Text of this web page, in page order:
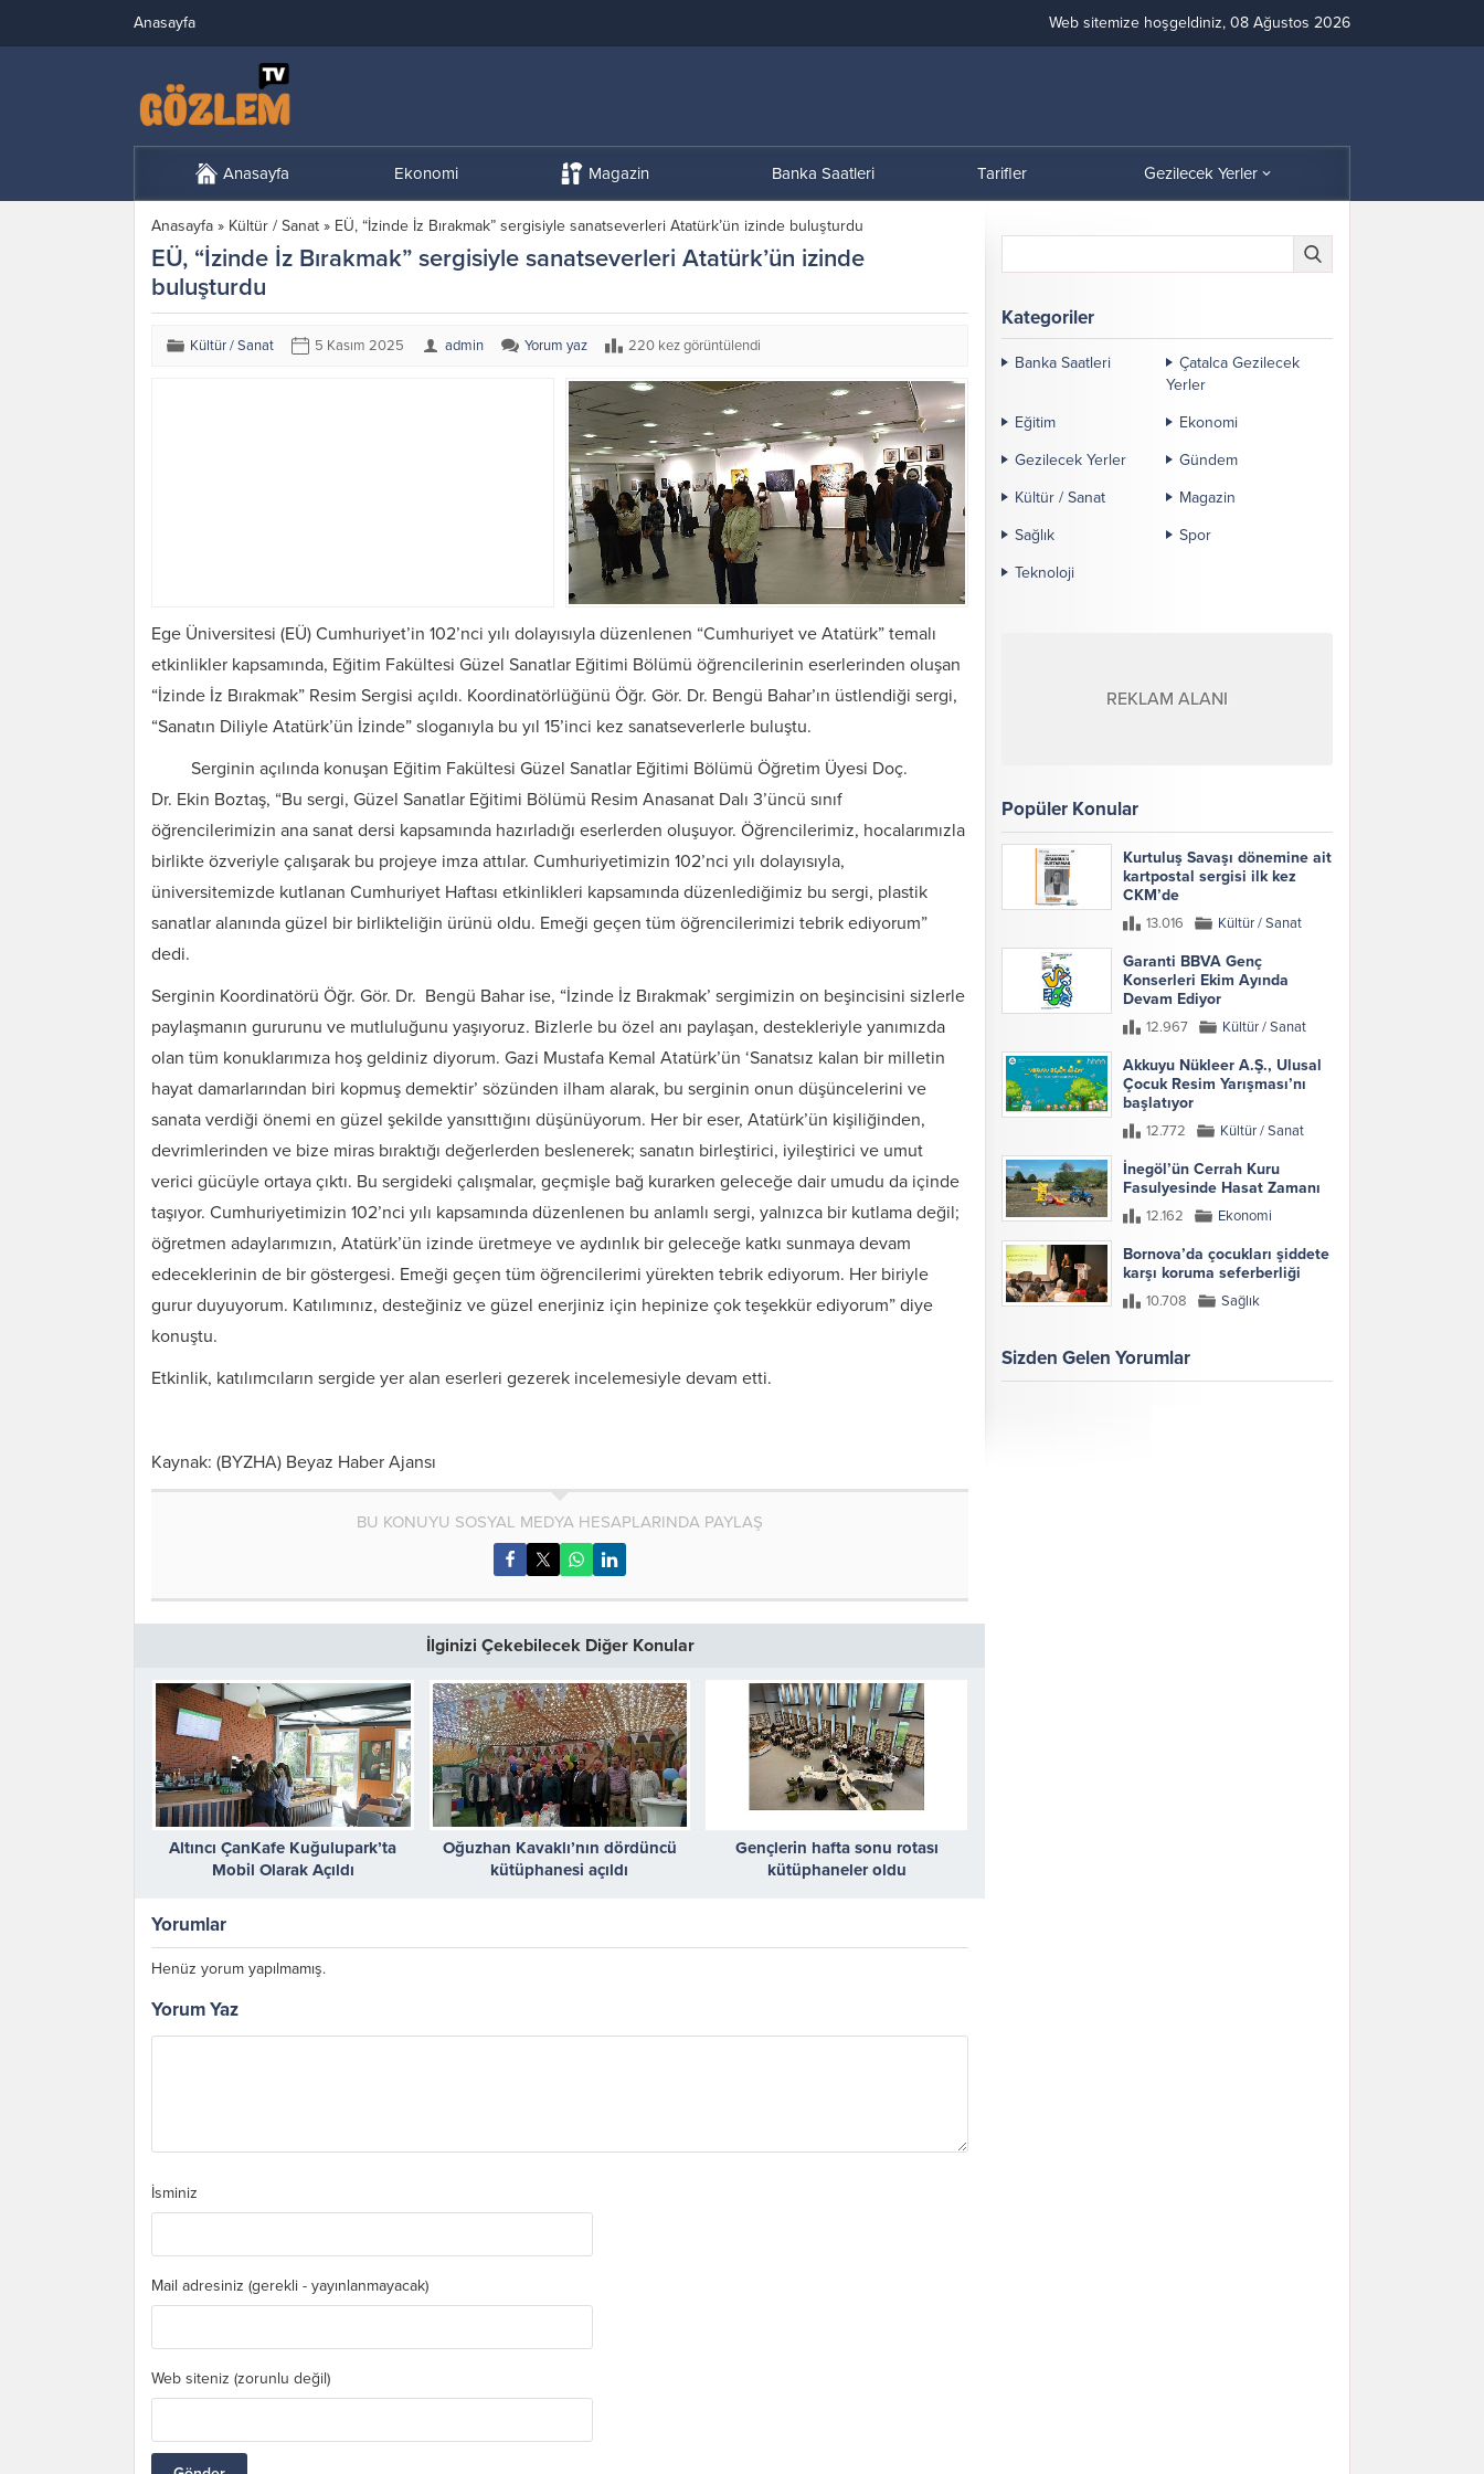
Anasayfa Web sitemize hoşgeldiniz, 08 Ağustos 2026
Anasayfa Ekonomi Magazin Banka Saatleri Tarifler Gezilecek Yerler
Anasayfa » Kültür / Sanat » EÜ, “İzinde İz Bırakmak” sergisiyle sanatseverleri Atatürk’ün izinde buluşturdu
EÜ, “İzinde İz Bırakmak” sergisiyle sanatseverleri Atatürk’ün izinde
buluşturdu
Kültür / Sanat 5 Kasım 2025 admin Yorum yaz 220 kez görüntülendi
Ege Üniversitesi (EÜ) Cumhuriyet’in 102’nci yılı dolayısıyla düzenlenen “Cumhuriyet ve Atatürk” temalı
etkinlikler kapsamında, Eğitim Fakültesi Güzel Sanatlar Eğitimi Bölümü öğrencilerinin eserlerinden oluşan
“İzinde İz Bırakmak” Resim Sergisi açıldı. Koordinatörlüğünü Öğr. Gör. Dr. Bengü Bahar’ın üstlendiği sergi,
“Sanatın Diliyle Atatürk’ün İzinde” sloganıyla bu yıl 15’inci kez sanatseverlerle buluştu.
Serginin açılında konuşan Eğitim Fakültesi Güzel Sanatlar Eğitimi Bölümü Öğretim Üyesi Doç.
Dr. Ekin Boztaş, “Bu sergi, Güzel Sanatlar Eğitimi Bölümü Resim Anasanat Dalı 3’üncü sınıf
öğrencilerimizin ana sanat dersi kapsamında hazırladığı eserlerden oluşuyor. Öğrencilerimiz, hocalarımızla
birlikte özveriyle çalışarak bu projeye imza attılar. Cumhuriyetimizin 102’nci yılı dolayısıyla,
üniversitemizde kutlanan Cumhuriyet Haftası etkinlikleri kapsamında düzenlediğimiz bu sergi, plastik
sanatlar alanında güzel bir birlikteliğin ürünü oldu. Emeği geçen tüm öğrencilerimizi tebrik ediyorum”
dedi.
Serginin Koordinatörü Öğr. Gör. Dr. Bengü Bahar ise, “İzinde İz Bırakmak’ sergimizin on beşincisini sizlerle
paylaşmanın gururunu ve mutluluğunu yaşıyoruz. Bizlerle bu özel anı paylaşan, destekleriyle yanımızda
olan tüm konuklarımıza hoş geldiniz diyorum. Gazi Mustafa Kemal Atatürk’ün ‘Sanatsız kalan bir milletin
hayat damarlarından biri kopmuş demektir’ sözünden ilham alarak, bu serginin onun düşüncelerini ve
sanata verdiği önemi en güzel şekilde yansıttığını düşünüyorum. Her bir eser, Atatürk’ün kişiliğinden,
devrimlerinden ve bize miras bıraktığı değerlerden beslenerek; sanatın birleştirici, iyileştirici ve umut
verici gücüyle ortaya çıktı. Bu sergideki çalışmalar, geçmişle bağ kurarken geleceğe dair umudu da içinde
taşıyor. Cumhuriyetimizin 102’nci yılı kapsamında düzenlenen bu anlamlı sergi, yalnızca bir kutlama değil;
öğretmen adaylarımızın, Atatürk’ün izinde üretmeye ve aydınlık bir geleceğe katkı sunmaya devam
edeceklerinin de bir göstergesi. Emeği geçen tüm öğrencilerimi yürekten tebrik ediyorum. Her biriyle
gurur duyuyorum. Katılımınız, desteğiniz ve güzel enerjiniz için hepinize çok teşekkür ediyorum” diye
konuştu.
Etkinlik, katılımcıların sergide yer alan eserleri gezerek incelemesiyle devam etti.
Kaynak: (BYZHA) Beyaz Haber Ajansı
BU KONUYU SOSYAL MEDYA HESAPLARINDA PAYLAŞ
İlginizi Çekebilecek Diğer Konular
Altıncı ÇanKafe Kuğulupark’ta
Mobil Olarak Açıldı
Oğuzhan Kavaklı’nın dördüncü
kütüphanesi açıldı
Gençlerin hafta sonu rotası
kütüphaneler oldu
Yorumlar
Henüz yorum yapılmamış.
Yorum Yaz
İsminiz
Mail adresiniz (gerekli - yayınlanmayacak)
Web siteniz (zorunlu değil)
Kategoriler
Banka Saatleri
Çatalca Gezilecek
Yerler
Eğitim
Ekonomi
Gezilecek Yerler
Gündem
Kültür / Sanat
Magazin
Sağlık
Spor
Teknoloji
REKLAM ALANI
Popüler Konular
Kurtuluş Savaşı dönemine ait
kartpostal sergisi ilk kez
CKM’de
13.016 Kültür / Sanat
Garanti BBVA Genç
Konserleri Ekim Ayında
Devam Ediyor
12.967 Kültür / Sanat
Akkuyu Nükleer A.Ş., Ulusal
Çocuk Resim Yarışması’nı
başlatıyor
12.772 Kültür / Sanat
İnegöl’ün Cerrah Kuru
Fasulyesinde Hasat Zamanı
12.162 Ekonomi
Bornova’da çocukları şiddete
karşı koruma seferberliği
10.708 Sağlık
Sizden Gelen Yorumlar